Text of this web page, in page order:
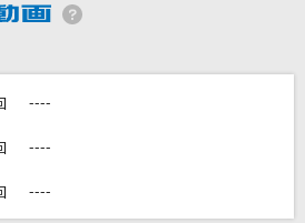
達と一緒に！練習にも！
----
----
----